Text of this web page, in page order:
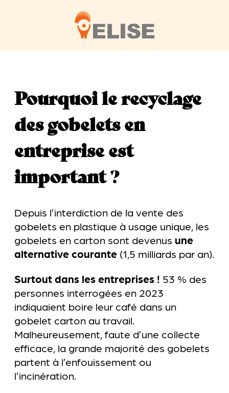
Pourquoi le recyclage
des gobelets en
entreprise est
important?
Depuis l’interdiction de la vente des
gobelets en plastique à usage unique, les
gobelets en carton sont devenus une
alternative courante (1,5 milliards par an).
Surtout dans les entreprises ! 53 % des
personnes interrogées en 2023
indiquaient boire leur café dans un
gobelet carton au travail.
Malheureusement, faute d’une collecte
efficace, la grande majorité des gobelets
partent à l’enfouissement ou
l’incinération.